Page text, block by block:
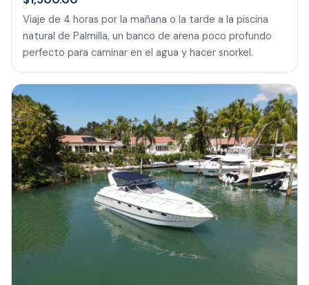
Viaje de 4 horas por la mañana o la tarde a la piscina
natural de Palmilla, un banco de arena poco profundo
perfecto para caminar en el agua y hacer snorkel.